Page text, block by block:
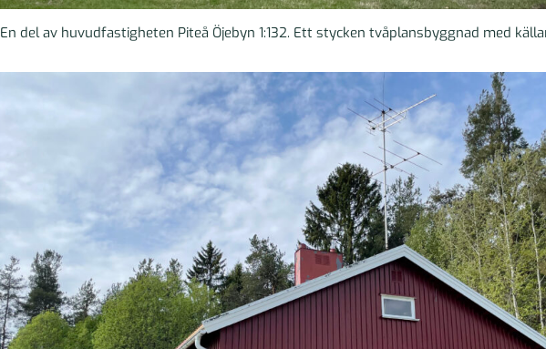
En del av huvudfastigheten Piteå Öjebyn 1:132. Ett stycken tvåplansbyggnad med